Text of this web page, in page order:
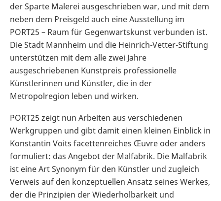
der Sparte Malerei ausgeschrieben war, und mit dem
neben dem Preisgeld auch eine Ausstellung im
PORT25 – Raum für Gegenwartskunst verbunden ist.
Die Stadt Mannheim und die Heinrich-Vetter-Stiftung
unterstützen mit dem alle zwei Jahre
ausgeschriebenen Kunstpreis professionelle
Künstlerinnen und Künstler, die in der
Metropolregion leben und wirken.
PORT25 zeigt nun Arbeiten aus verschiedenen
Werkgruppen und gibt damit einen kleinen Einblick in
Konstantin Voits facettenreiches Œuvre oder anders
formuliert: das Angebot der Malfabrik. Die Malfabrik
ist eine Art Synonym für den Künstler und zugleich
Verweis auf den konzeptuellen Ansatz seines Werkes,
der die Prinzipien der Wiederholbarkeit und